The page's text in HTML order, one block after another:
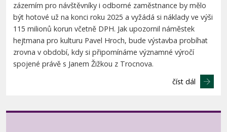
zázemím pro návštěvníky i odborné zaměstnance by mělo
být hotové už na konci roku 2025 a vyžádá si náklady ve výši
115 milionů korun včetně DPH. Jak upozornil náměstek
hejtmana pro kulturu Pavel Hroch, bude výstavba probíhat
zrovna v období, kdy si připomínáme významné výročí
spojené právě s Janem Žižkou z Trocnova.
číst dál